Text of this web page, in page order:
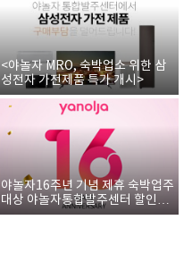
<야놀자 MRO, 숙박업소 위한 삼
성전자 가전제품 특가 개시>
야놀자16주년 기념 제휴 숙박업주
대상 야놀자통합발주센터 할인쿠
폰 증정